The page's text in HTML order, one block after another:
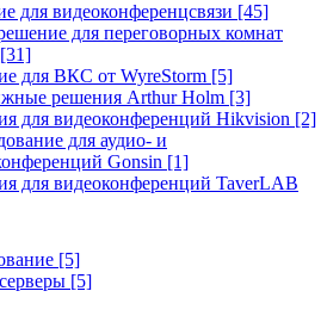
для видеоконференцсвязи [45]
для переговорных комнат
[31]
для ВКС от WyreStorm [5]
решения Arthur Holm [3]
для видеоконференций Hikvision [2]
для аудио- и
Gonsin [1]
для видеоконференций TaverLAB
[5]
[5]